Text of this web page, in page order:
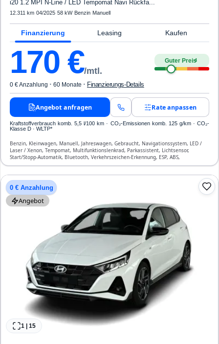
i20 1.2 MPI N-Line / LED Tempomat Navi Rückfa...
12.311 km·04/2025·58 kW· Benzin· Manuell
Finanzierung Leasing Kaufen
170 €/mtl.
Guter Preis4
0 € Anzahlung · 60 Monate · Finanzierungs-Details
Angebot anfragen Rate anpassen
Kraftstoffverbrauch komb. 5,5 l/100 km · CO₂-Emissionen komb. 125 g/km · CO₂-
Klasse D · WLTP*
Benzin, Kleinwagen, Manuell, Jahreswagen, Gebraucht, Navigationssystem, LED /
Laser / Xenon, Tempomat, Multifunktionslenkrad, Parkassistent, Lichtsensor,
Start/Stopp-Automatik, Bluetooth, Verkehrszeichen-Erkennung, ESP, ABS,
Klimaanlage, Airbag
0 € Anzahlung
Angebot
1 15